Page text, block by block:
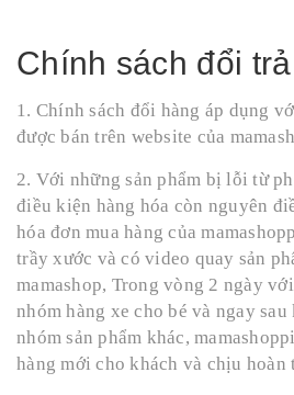
Chính sách đổi trả
1. Chính sách đổi hàng áp dụng
được bán trên website của
2. Với những sản phẩm bị lỗi từ
điều kiện hàng hóa còn nguyên
hóa đơn mua hàng của
trầy xước và có video quay sản
mamashop, Trong vòng 2 ngày
nhóm hàng xe cho bé và ngay
nhóm sản phẩm khác,
hàng mới cho khách và chịu hoàn